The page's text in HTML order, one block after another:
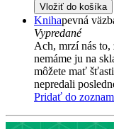
Vložiť do košíka
Knihapevná
Vypredané
Ach, mrzí nás
nemáme ju na
môžete mať
nepredali
Pridať do